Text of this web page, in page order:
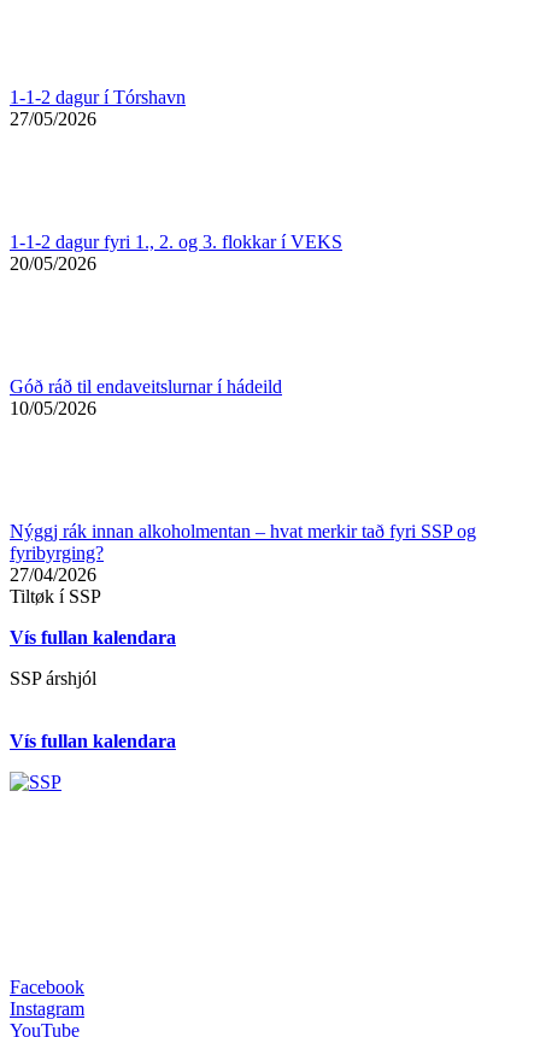
1-1-2 dagur í Tórshavn
27/05/2026
1-1-2 dagur fyri 1., 2. og 3. flokkar í VEKS
20/05/2026
Góð ráð til endaveitslurnar í hádeild
10/05/2026
Nýggj rák innan alkoholmentan – hvat merkir tað fyri SSP og
fyribyrging?
27/04/2026
Tiltøk í SSP
Vís fullan kalendara
SSP árshjól
Vís fullan kalendara
Facebook
Instagram
YouTube